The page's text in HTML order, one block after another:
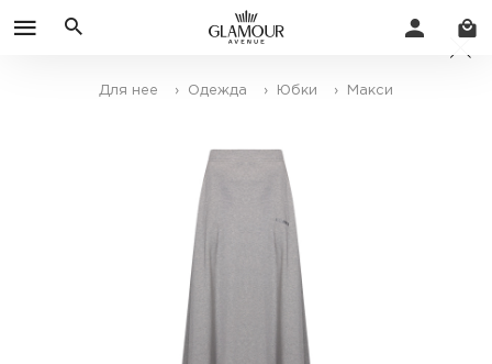
Для нее › Одежда › Юбки › Макси